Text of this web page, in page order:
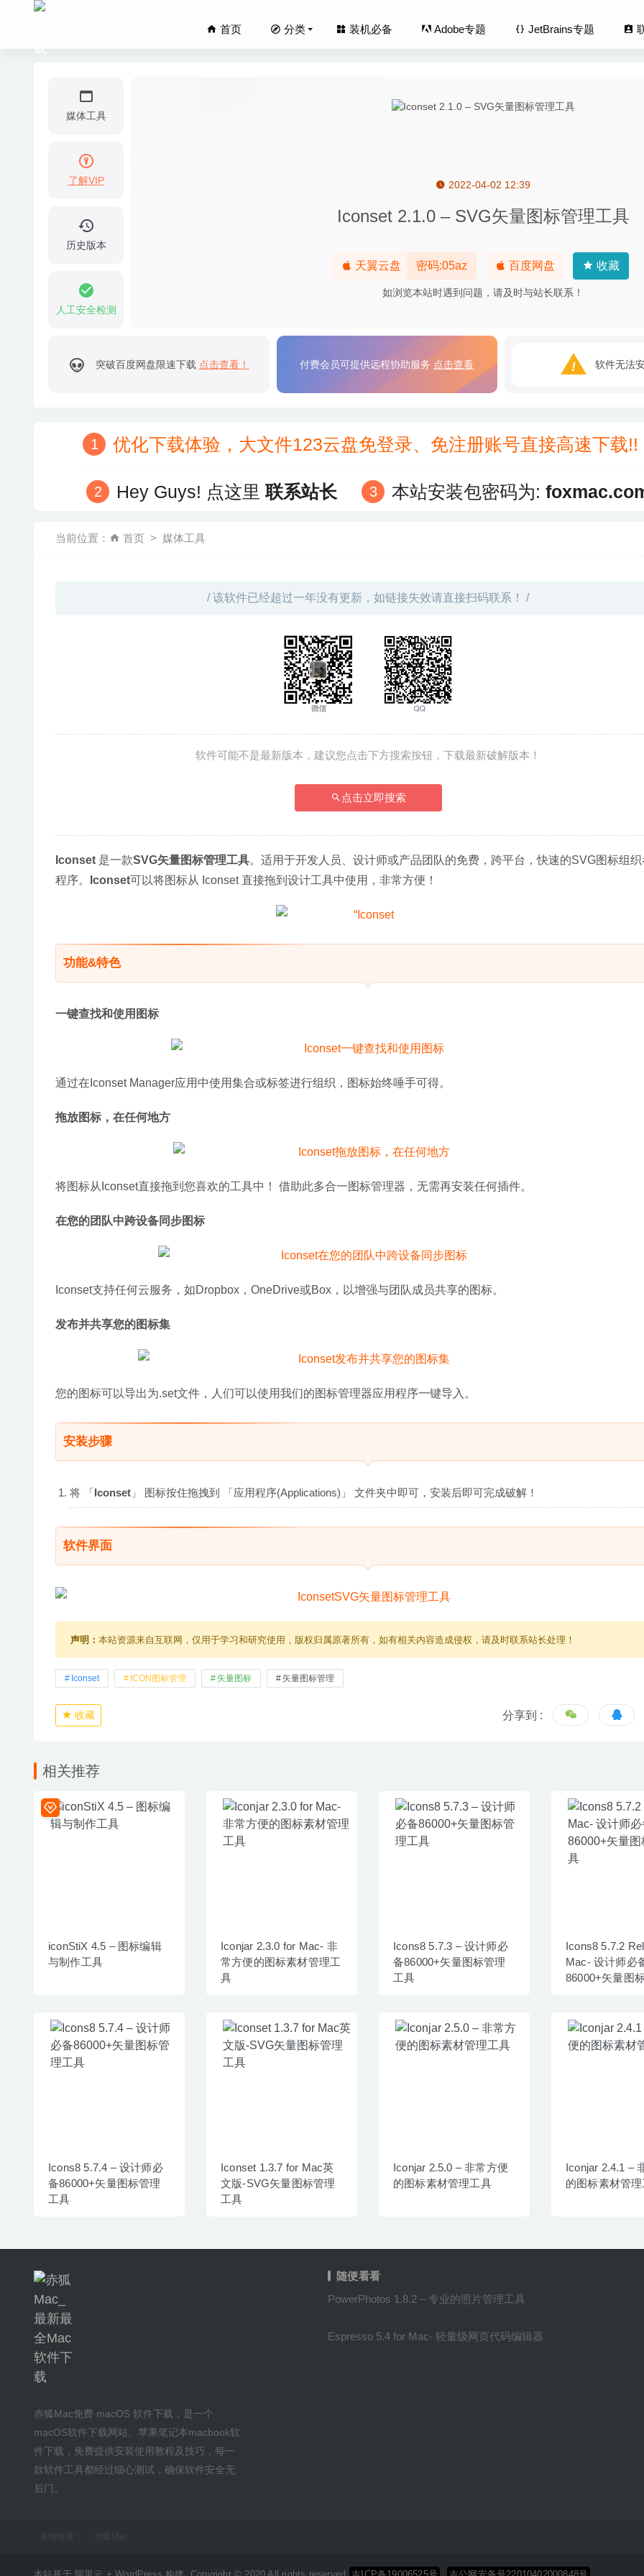
首页 分类 装机必备 Adobe专题 JetBrains专题
媒体工具
了解VIP
历史版本
人工安全检测
2022-04-02 12:39
Iconset 2.1.0 – SVG矢量图标管理工具
天翼云盘 密码:05az 百度网盘 收藏
如浏览本站时遇到问题，请及时与站长联系！
突破百度网盘限速下载 点击查看！ 付费会员可提供远程协助服务 点击查看 软件无法
优化下载体验，大文件123云盘免登录、免注册账号直接高速下
Hey Guys! 点这里联系站长 本站安装包密码为:
当前位置： 首页 媒体工具
/ 该软件已经超过一年没有更新，如链接失效请直接扫码联系！ /
软件可能不是最新版本，建议您点击下方搜索按钮，下载最新破解版本！
点击立即搜索
Iconset 是一款SVG矢量图标管理工具。适用于开发人员、设计师或产品团队的免费，跨平台，快速的SVG图标组
程序。
Iconset可以将图标从 Iconset 直接拖到设计工具中使用，非常方便！
功能&特色
一键查找和使用图标
通过在Iconset Manager应用中使用集合或标签进行组织，图标始终唾手可得。
拖放图标，在任何地方
将图标从Iconset直接拖到您喜欢的工具中！ 借助此多合一图标管理器，无需再安装任何插件。
在您的团队中跨设备同步图标
Iconset支持任何云服务，如Dropbox，OneDrive或Box，以增强与团队成员共享的图标。
发布并共享您的图标集
您的图标可以导出为.set文件，人们可以使用我们的图标管理器应用程序一键导入。
安装步骤
将 「Iconset 」 图标按住拖拽到 「应用程序(Applications)」 文件夹中即可，安装后即可完成破解！
软件界面
声明： 本站资源来自互联网，仅用于学习和研究使用，版权归属原著所有，如有相关内容造成侵权，请及时联系站长处理！
Iconset ICON图标管理 矢量图标 矢量图标管理
收藏 分享到 :
相关推荐
iconStiX 4.5 – 图标编辑
与制作工具
Iconjar 2.3.0 for Mac- 非
常方便的图标素材管理工
具
Icons8 5.7.3 – 设计师必
备86000+矢量图标管理
工具
Icons8 5.7.2
Mac- 设计师必
86000+矢量图
Icons8 5.7.4 – 设计师必
备86000+矢量图标管理
工具
Iconset 1.3.7 for Mac英
文版-SVG矢量图标管理
工具
Iconjar 2.5.0 – 非常方便
的图标素材管理工具
Iconjar 2.4.1 –
的图标素材管
赤狐Mac免费 macOS 软件下载 ，是一个
macOS软件下载网站
苹果笔记本macbook软
件下载 ，免费提供安装使用教程及技巧 ，每一
款软件工具都经过细心测试，确保软件安全无
后门。
随便看看
PowerPhotos 1.8.2 – 专业的照片管理工具
Espresso 5.4 for Mac- 轻量级网页代码编辑器
友情链接：
Terminus 1.0.106 免费版-支持SSH的mac终端模拟器 2020-04-12
Kap 3.3.1 免费版-轻量级的屏幕录制工具 2020-08-21
Geekbench 5.2.0 – 系统性能测试工具 2020-06-09